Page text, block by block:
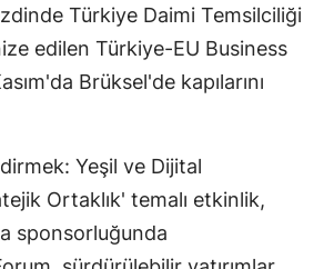
Türkiye Daimi Temsilciliği
edilen Türkiye-EU Business
Brüksel'de kapılarını
Yeşil ve Dijital
Ortaklık' temalı etkinlik,
sponsorluğunda